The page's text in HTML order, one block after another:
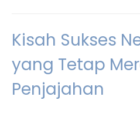
Kisah Sukses
yang Tetap
Penjajahan